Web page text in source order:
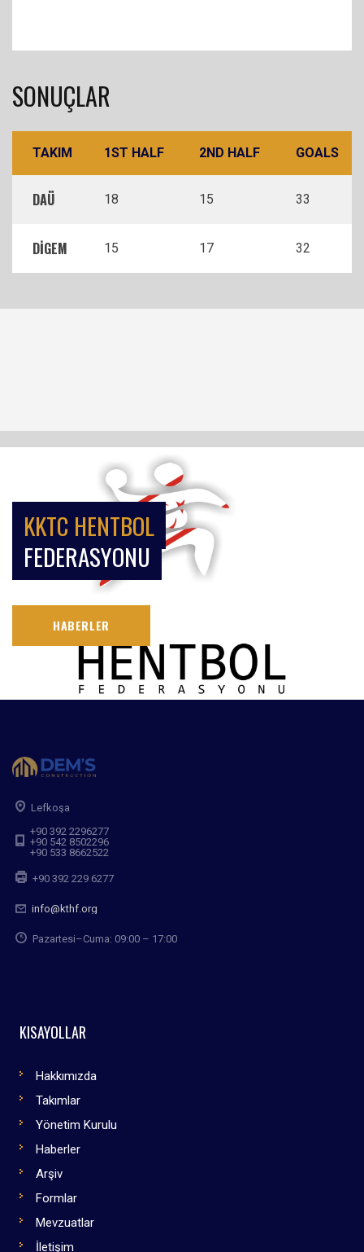
SONUÇLAR
TAKIM 1ST HALF 2ND HALF GOALS
DAÜ 18 15 33
DİGEM 15 17 32
KKTC HENTBOL
FEDERASYONU
HABERLER
Lefkoşa
+90 392 2296277
+90 542 8502296
+90 533 8662522
+90 392 229 6277
info@kthf.org
Pazartesi–Cuma: 09:00 – 17:00
KISAYOLLAR
Hakkımızda
Takımlar
Yönetim Kurulu
Haberler
Arşiv
Formlar
Mevzuatlar
İletişim